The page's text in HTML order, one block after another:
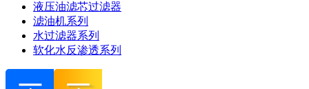
液压油滤芯过滤器
滤油机系列
水过滤器系列
软化水反渗透系列